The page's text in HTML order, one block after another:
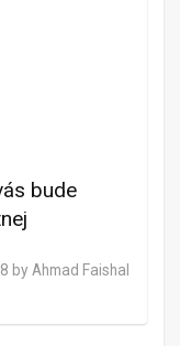
bude
by Ahmad Faishal